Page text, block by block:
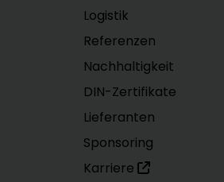
Logistik
Referenzen
Nachhaltigkeit
DIN-Zertifikate
Lieferanten
Sponsoring
Karriere